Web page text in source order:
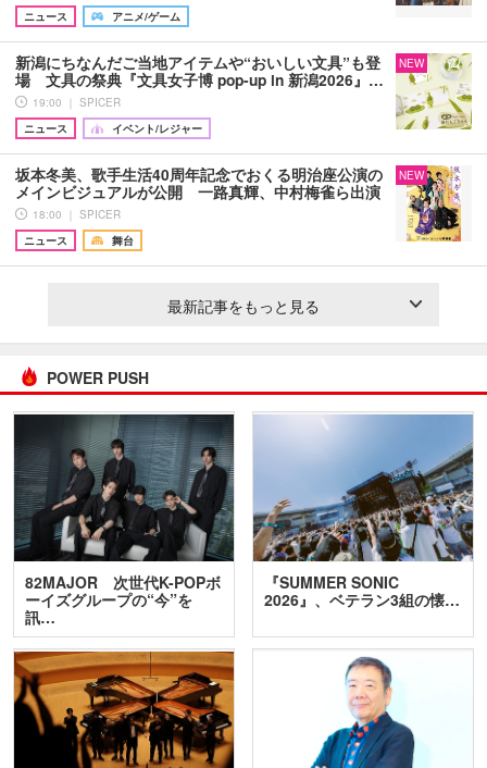
ニュース
アニメ/ゲーム
新潟にちなんだご当地アイテムや“おいしい文具”も登
場 文具の祭典『文具女子博 pop-up in 新潟2026』…
19:00 ｜ SPICER
ニュース
イベント/レジャー
NEW
坂本冬美、歌手生活40周年記念でおくる明治座公演の
メインビジュアルが公開 一路真輝、中村梅雀ら出演
18:00 ｜ SPICER
ニュース
舞台
NEW
最新記事をもっと見る
POWER PUSH
82MAJOR 次世代K-POPボ
ーイズグループの“今”を
訊…
『SUMMER SONIC
2026』、ベテラン3組の懐…